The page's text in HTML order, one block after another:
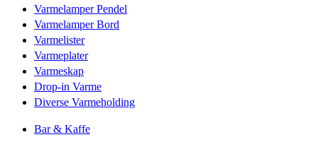
Varmelamper Pendel
Varmelamper Bord
Varmelister
Varmeplater
Varmeskap
Drop-in Varme
Diverse Varmeholding
Bar & Kaffe